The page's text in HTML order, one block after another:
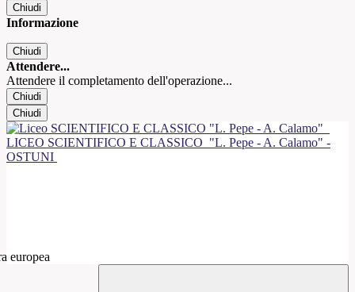
Chiudi
Informazione
Chiudi
Attendere...
Attendere il completamento dell'operazione...
Chiudi
Chiudi
LICEO SCIENTIFICO E CLASSICO "L. Pepe - A. Calamo" -
OSTUNI